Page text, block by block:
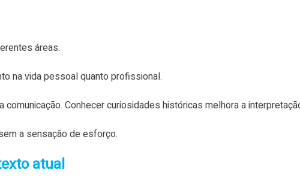
áreas.
na vida pessoal quanto profissional.
Conhecer curiosidades históricas melhora a
a sensação de esforço.
atual